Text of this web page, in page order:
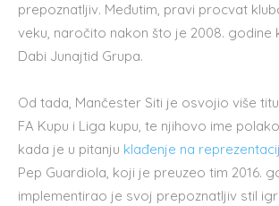
prepoznatljiv. Međutim, pravi procvat
veku, naročito nakon što je 2008. godine
Dabi Junajtid Grupa.
Od tada, Mančester Siti je osvojio više
FA Kupu i Liga kupu, te njihovo ime
kada je u pitanju klađenje na
Pep Guardiola, koji je preuzeo tim 2016.
implementirao je svoj prepoznatljiv stil